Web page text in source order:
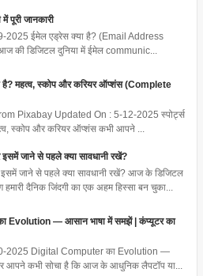
पूरी जानकारी
2025 ईमेल एड्रेस क्या है? (Email Address
की डिजिटल दुनिया में ईमेल communic...
है? महत्व, स्कोप और करियर ऑप्शंस (Complete
Pixabay Updated On : 5-12-2025 स्पोर्ट्स
स्कोप और करियर ऑप्शंस कभी आपने ...
जाने से पहले क्या सावधानी रखें?
जाने से पहले क्या सावधानी रखें? आज के डिजिटल
दैनिक जिंदगी का एक अहम हिस्सा बन चुका...
Evolution — आसान भाषा में समझें | कंप्यूटर का
2025 Digital Computer का Evolution —
आपने कभी सोचा है कि आज के आधुनिक लैपटॉप या...